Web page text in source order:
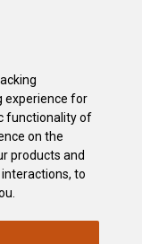
experience for
functionality of
on the
products and
, to